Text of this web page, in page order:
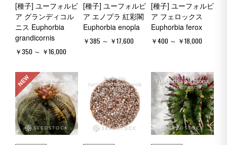
[種子] ユーフォルビ
ア グランディコル
ニス Euphorbia
grandicornis
￥350 ～ ￥16,000
[種子] ユーフォルビ
ア エノプラ 紅彩閣
Euphorbia enopla
￥385 ～ ￥17,600
[種子] ユーフォルビ
ア フェロックス
Euphorbia ferox
￥400 ～ ￥18,000
NEW